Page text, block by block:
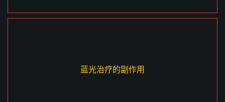
蓝光治疗的副作用